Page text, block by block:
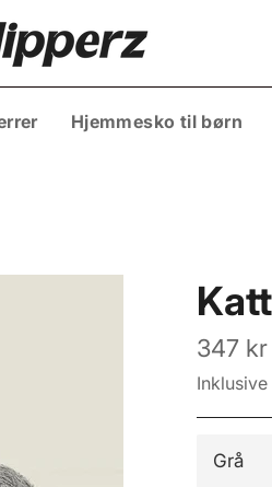
Hjemmesko til børn
347 kr
Inklusive